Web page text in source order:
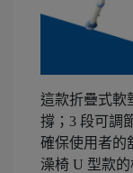
這款折疊式軟
撐；3 段可調
確保使用者的
澡椅 U 型款